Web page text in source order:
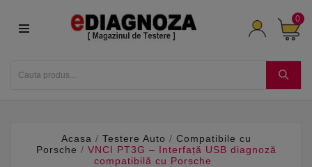
0
Acasa Testere Auto
Compatibile cu
Porsche
VNCI PT3G – Interfață USB diagnoză
compatibilă cu Porsche